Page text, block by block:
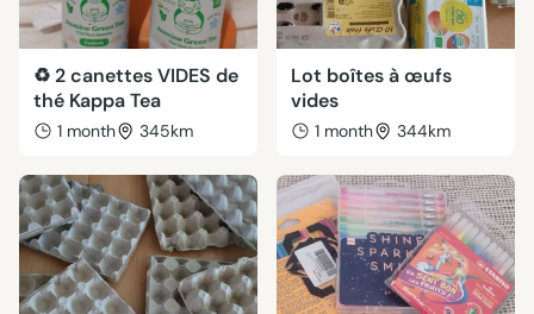
♻️ 2 canettes VIDES de
thé Kappa Tea
1 month 345km
Lot boîtes à œufs
vides
1 month 344km